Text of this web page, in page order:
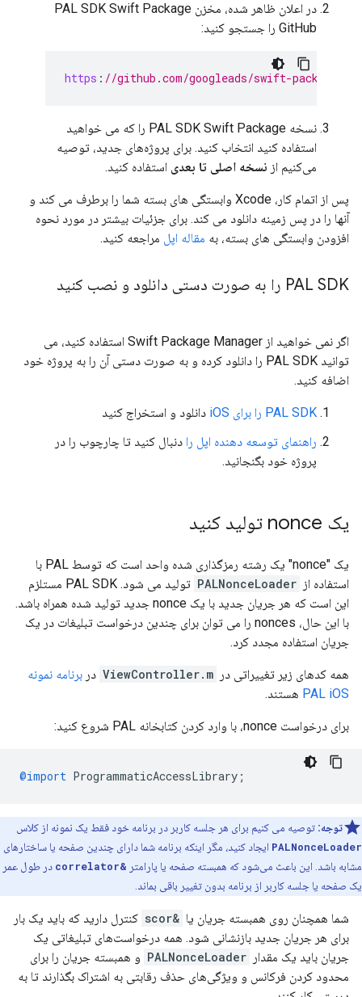
در اعلان ظاهر شده، مخزن PAL SDK Swift Package
GitHub را جستجو کنید:
https : //github.com/googleads/swift-package-
نسخه PAL SDK Swift Package را که می خواهید
استفاده کنید انتخاب کنید. برای پروژه‌های جدید، توصیه
می‌کنیم از نسخه اصلی تا بعدی استفاده کنید.
پس از اتمام کار، Xcode وابستگی های بسته شما را برطرف می کند و
آنها را در پس زمینه دانلود می کند. برای جزئیات بیشتر در مورد نحوه
افزودن وابستگی های بسته، به مقاله اپل مراجعه کنید.
PAL SDK را به صورت دستی دانلود و نصب کنید
اگر نمی خواهید از Swift Package Manager استفاده کنید، می
توانید PAL SDK را دانلود کرده و به صورت دستی آن را به پروژه خود
اضافه کنید.
PAL SDK را برای iOS
دانلود و استخراج کنید
راهنمای توسعه دهنده اپل را دنبال کنید تا چارچوب را در
پروژه خود بگنجانید.
یک nonce تولید کنید
یک "nonce" یک رشته رمزگذاری شده واحد است که توسط PAL با
استفاده از PALNonceLoader
تولید می شود. PAL SDK مستلزم
این است که هر جریان جدید با یک nonce جدید تولید شده همراه باشد.
با این حال، nonces را می توان برای چندین درخواست تبلیغات در یک
جریان استفاده مجدد کرد.
همه کدهای زیر تغییراتی در ViewController.m در برنامه نمونه
PAL iOS هستند.
برای درخواست nonce، با وارد کردن کتابخانه PAL شروع کنید:
@import ProgrammaticAccessLibrary ;
توجه: توصیه می کنیم برای هر جلسه کاربر در برنامه خود فقط یک نمونه از کلاس
PALNonceLoader ایجاد کنید، مگر اینکه برنامه شما دارای چندین صفحه یا ساختارهای
مشابه باشد. این باعث می‌شود که همبسته صفحه یا پارامتر &correlator
در طول عمر
یک صفحه یا جلسه کاربر از برنامه بدون تغییر باقی بماند.
شما همچنان روی همبسته جریان یا &scor
کنترل دارید که باید یک بار
برای هر جریان جدید بازنشانی شود. همه درخواست‌های تبلیغاتی یک
جریان باید یک مقدار PALNonceLoader و همبسته جریان را برای
محدود کردن فرکانس و ویژگی‌های حذف رقابتی به اشتراک بگذارند تا به